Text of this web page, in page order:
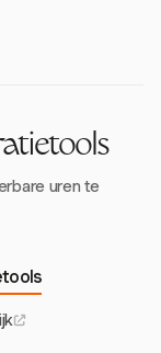
uren te